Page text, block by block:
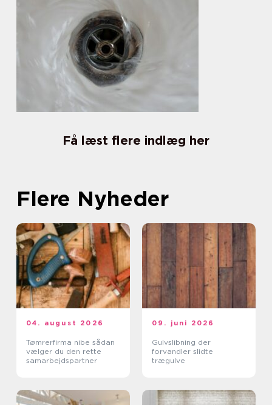
Få læst flere indlæg her
Flere Nyheder
04. august 2026
Tømrerfirma nibe sådan
vælger du den rette
samarbejdspartner
09. juni 2026
Gulvslibning der
forvandler slidte
trægulve